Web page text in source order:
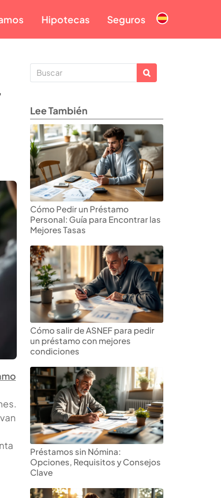
Hipotecas Seguros
Lee También
Cómo Pedir un Préstamo
Personal: Guía para Encontrar las
Mejores Tasas
Cómo salir de ASNEF para pedir
un préstamo con mejores
condiciones
Préstamos sin Nómina:
Opciones, Requisitos y Consejos
Clave